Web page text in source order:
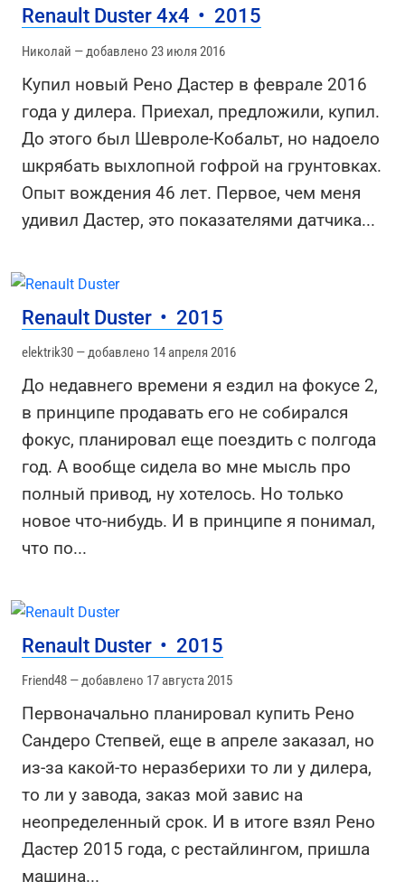
Renault Duster 4х4 • 2015
Николай — добавлено 23 июля 2016
Купил новый Рено Дастер в феврале 2016
года у дилера. Приехал, предложили, купил.
До этого был Шевроле-Кобальт, но надоело
шкрябать выхлопной гофрой на грунтовках.
Опыт вождения 46 лет. Первое, чем меня
удивил Дастер, это показателями датчика...
Renault Duster • 2015
elektrik30 — добавлено 14 апреля 2016
До недавнего времени я ездил на фокусе 2,
в принципе продавать его не собирался
фокус, планировал еще поездить с полгода
год. А вообще сидела во мне мысль про
полный привод, ну хотелось. Но только
новое что-нибудь. И в принципе я понимал,
что по...
Renault Duster • 2015
Friend48 — добавлено 17 августа 2015
Первоначально планировал купить Рено
Сандеро Степвей, еще в апреле заказал, но
из-за какой-то неразберихи то ли у дилера,
то ли у завода, заказ мой завис на
неопределенный срок. И в итоге взял Рено
Дастер 2015 года, с рестайлингом, пришла
машина...